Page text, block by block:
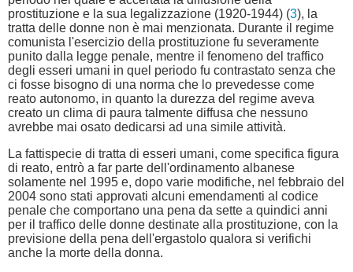
prostituzione e la sua legalizzazione (1920-1944) (3), la
tratta delle donne non è mai menzionata. Durante il regime
comunista l'esercizio della prostituzione fu severamente
punito dalla legge penale, mentre il fenomeno del traffico
degli esseri umani in quel periodo fu contrastato senza che
ci fosse bisogno di una norma che lo prevedesse come
reato autonomo, in quanto la durezza del regime aveva
creato un clima di paura talmente diffusa che nessuno
avrebbe mai osato dedicarsi ad una simile attività.
La fattispecie di tratta di esseri umani, come specifica figura
di reato, entrò a far parte dell'ordinamento albanese
solamente nel 1995 e, dopo varie modifiche, nel febbraio del
2004 sono stati approvati alcuni emendamenti al codice
penale che comportano una pena da sette a quindici anni
per il traffico delle donne destinate alla prostituzione, con la
previsione della pena dell'ergastolo qualora si verifichi
anche la morte della donna.